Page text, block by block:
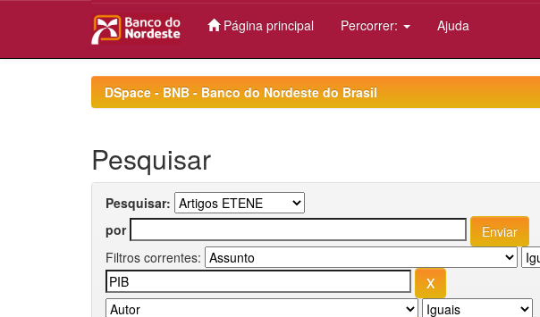
Página principal Percorrer: Ajuda
DSpace - BNB - Banco do Nordeste do Brasil
Pesquisar
Pesquisar:
por
Filtros correntes: